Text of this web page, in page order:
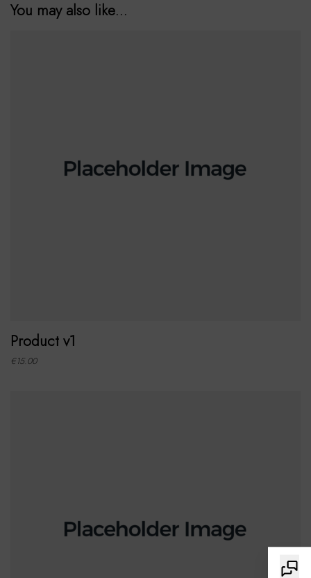
You may also like…
Product v1
€15.00